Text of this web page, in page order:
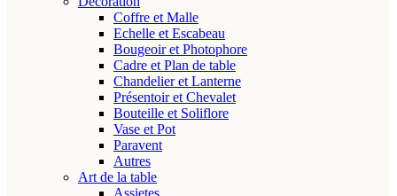
Coffre et Malle
Echelle et Escabeau
Bougeoir et Photophore
Cadre et Plan de table
Chandelier et Lanterne
Présentoir et Chevalet
Bouteille et Soliflore
Vase et Pot
Paravent
Autres
Art de la table
Assietes